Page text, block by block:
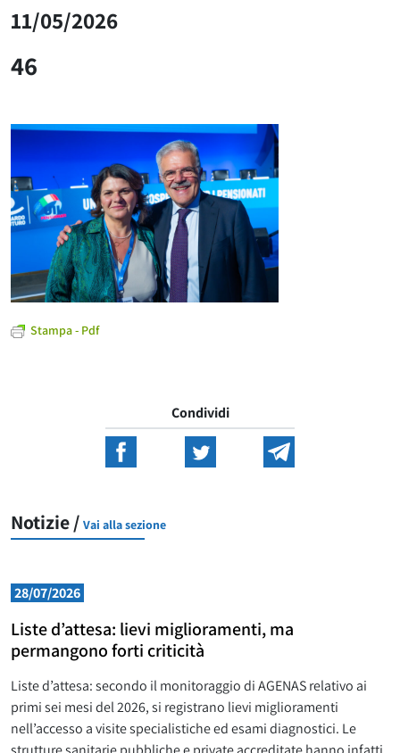
11/05/2026
46
Stampa - Pdf
Condividi
Notizie / Vai alla sezione
28/07/2026
Liste d’attesa: lievi miglioramenti, ma
permangono forti criticità
Liste d’attesa: secondo il monitoraggio di AGENAS relativo ai
primi sei mesi del 2026, si registrano lievi miglioramenti
nell’accesso a visite specialistiche ed esami diagnostici. Le